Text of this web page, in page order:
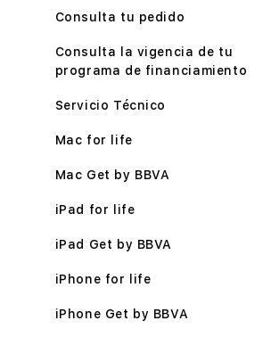
Consulta tu pedido
Consulta la vigencia de tu
programa de financiamiento
Servicio Técnico
Mac for life
Mac Get by BBVA
iPad for life
iPad Get by BBVA
iPhone for life
iPhone Get by BBVA